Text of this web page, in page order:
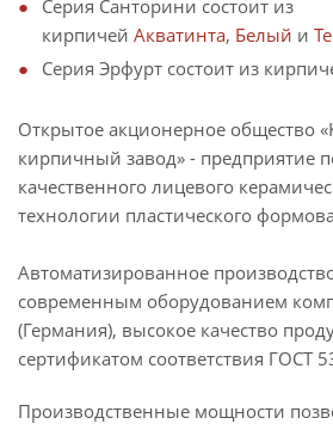
Серия Санторини состоит из
кирпичей Акватинта, Белый и
Серия Эрфурт состоит из
Открытое акционерное общество
кирпичный завод» - предприятие
качественного лицевого
технологии пластического
Автоматизированное
современным оборудованием
(Германия), высокое качество
сертификатом соответствия ГОСТ
Производственные мощности